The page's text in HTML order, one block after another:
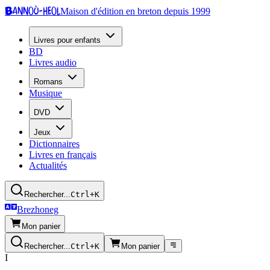
Bannoù-heolMaison d'édition en breton depuis 1999
Livres pour enfants
BD
Livres audio
Romans
Musique
DVD
Jeux
Dictionnaires
Livres en français
Actualités
Rechercher...Ctrl+K
Brezhoneg
Mon panier
Rechercher...Ctrl+K Mon panier
I